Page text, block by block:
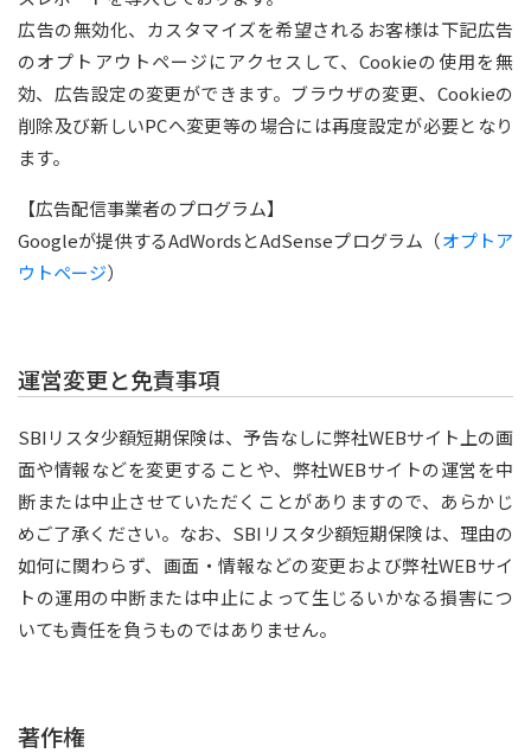
広告の無効化、カスタマイズを希望されるお客様は下記広告
のオプトアウトページにアクセスして、Cookieの使用を無
効、広告設定の変更ができます。ブラウザの変更、Cookieの
削除及び新しいPCへ変更等の場合には再度設定が必要となり
ます。
【広告配信事業者のプログラム】
Googleが提供するAdWordsとAdSenseプログラム（オプトア
ウトページ）
運営変更と免責事項
SBIリスタ少額短期保険は、予告なしに弊社WEBサイト上の画
面や情報などを変更することや、弊社WEBサイトの運営を中
断または中止させていただくことがありますので、あらかじ
めご了承ください。なお、SBIリスタ少額短期保険は、理由の
如何に関わらず、画面・情報などの変更および弊社WEBサイ
トの運用の中断または中止によって生じるいかなる損害につ
いても責任を負うものではありません。
著作権